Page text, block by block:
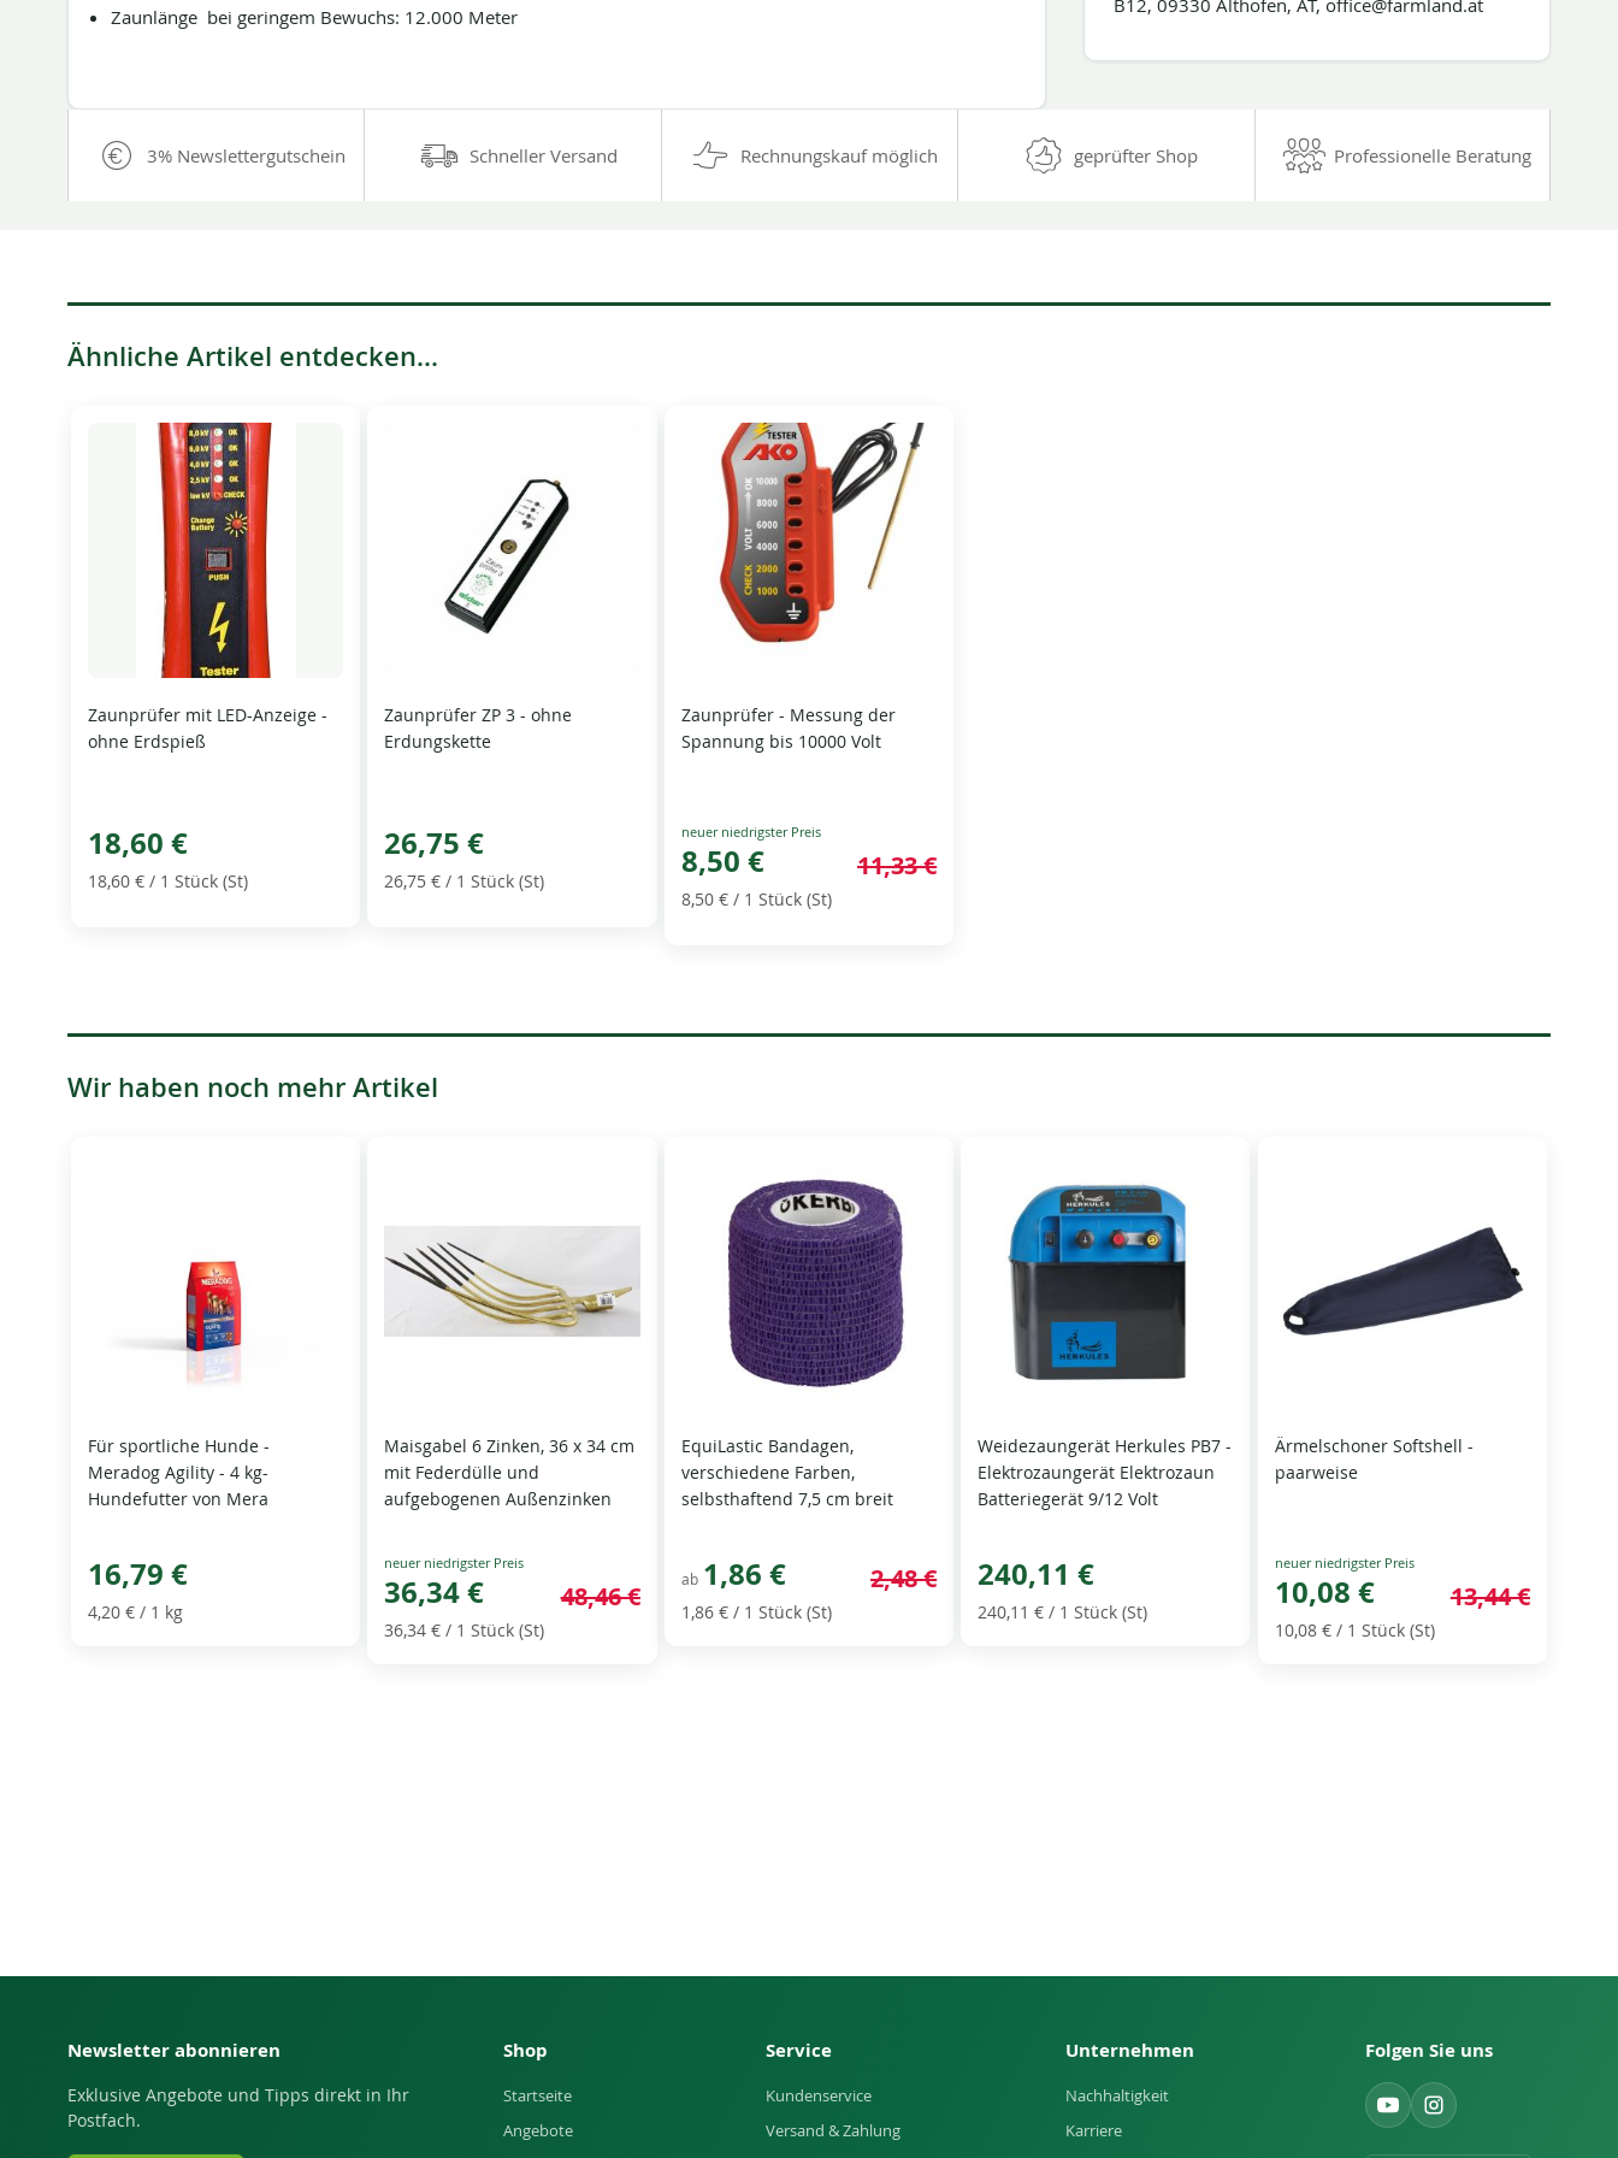
Zaunlänge bei geringem Bewuchs: 12.000 Meter B12, 09330 Althofen, AT, office@farmland.at
3% Newslettergutschein Schneller Versand Rechnungskauf möglich geprüfter Shop Professionelle Beratung
Ähnliche Artikel entdecken...
Zaunprüfer mit LED-Anzeige -
ohne Erdspieß
18,60 €
18,60 € / 1 Stück (St)
Zaunprüfer ZP 3 - ohne
Erdungskette
26,75 €
26,75 € / 1 Stück (St)
Zaunprüfer - Messung der
Spannung bis 10000 Volt
Special
Price
8,50 € 11,33 €
8,50 €/ 1 Stück (St)
Wir haben noch mehr Artikel
Für sportliche Hunde -
Meradog Agility - 4 kg-
Hundefutter von Mera
16,79 €
4,20 € / 1 kg
Maisgabel 6 Zinken, 36 x 34 cm
mit Federdülle und
aufgebogenen Außenzinken
Special
Price
36,34 € 48,46 €
36,34 € / 1 Stück (St)
EquiLastic Bandagen,
verschiedene Farben,
selbsthaftend 7,5 cm breit
ab 1,86 € 2,48 €
1,86 €/ 1 Stück (St)
Weidezaungerät Herkules PB7 -
Elektrozaungerät Elektrozaun
Batteriegerät 9/12 Volt
240,11 €
240,11 € / 1 Stück (St)
Ärmelschoner Softshell -
paarweise
Special
Price
10,08 € 13,44 €
10,08 €/ 1 Stück (St)
Newsletter abonnieren
Exklusive Angebote und Tipps direkt in Ihr
Postfach.
Shop
Startseite
Angebote
Service
Kundenservice
Versand & Zahlung
Unternehmen
Nachhaltigkeit
Karriere
Folgen Sie uns